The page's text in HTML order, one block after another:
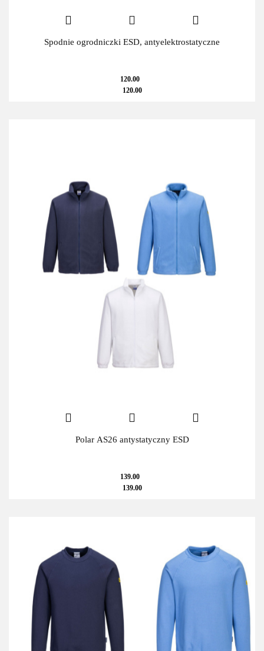
Spodnie ogrodniczki ESD, antyelektrostatyczne
120.00
120.00
Polar AS26 antystatyczny ESD
139.00
139.00